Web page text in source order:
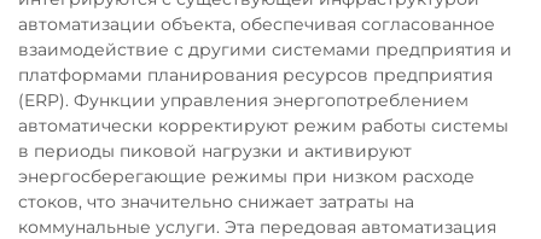
автоматизации объекта, обеспечивая согласованное
взаимодействие с другими системами предприятия и
платформами планирования ресурсов предприятия
(ERP). Функции управления энергопотреблением
автоматически корректируют режим работы системы
в периоды пиковой нагрузки и активируют
энергосберегающие режимы при низком расходе
стоков, что значительно снижает затраты на
коммунальные услуги. Эта передовая автоматизация